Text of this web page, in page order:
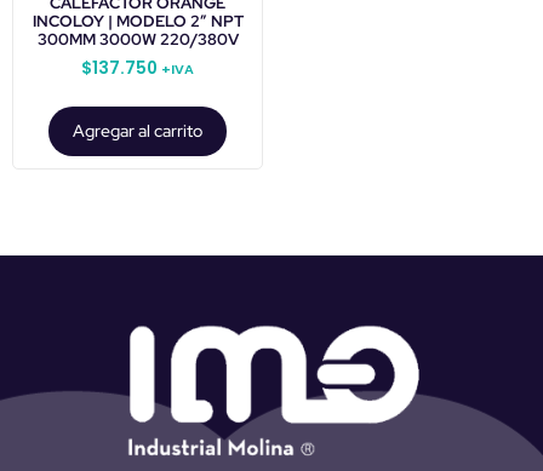
INCOLOY | MODELO 2” NPT
300MM 3000W 220/380V
$137.750 +IVA
Agregar al carrito